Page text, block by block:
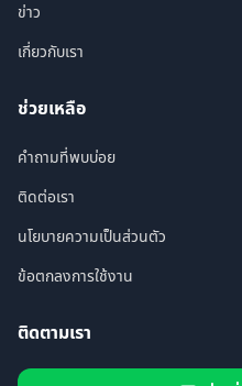
ข่าว
เกี่ยวกับเรา
ช่วยเหลือ
คำถามที่พบบ่อย
ติดต่อเรา
นโยบายความเป็นส่วนตัว
ข้อตกลงการใช้งาน
ติดตามเรา